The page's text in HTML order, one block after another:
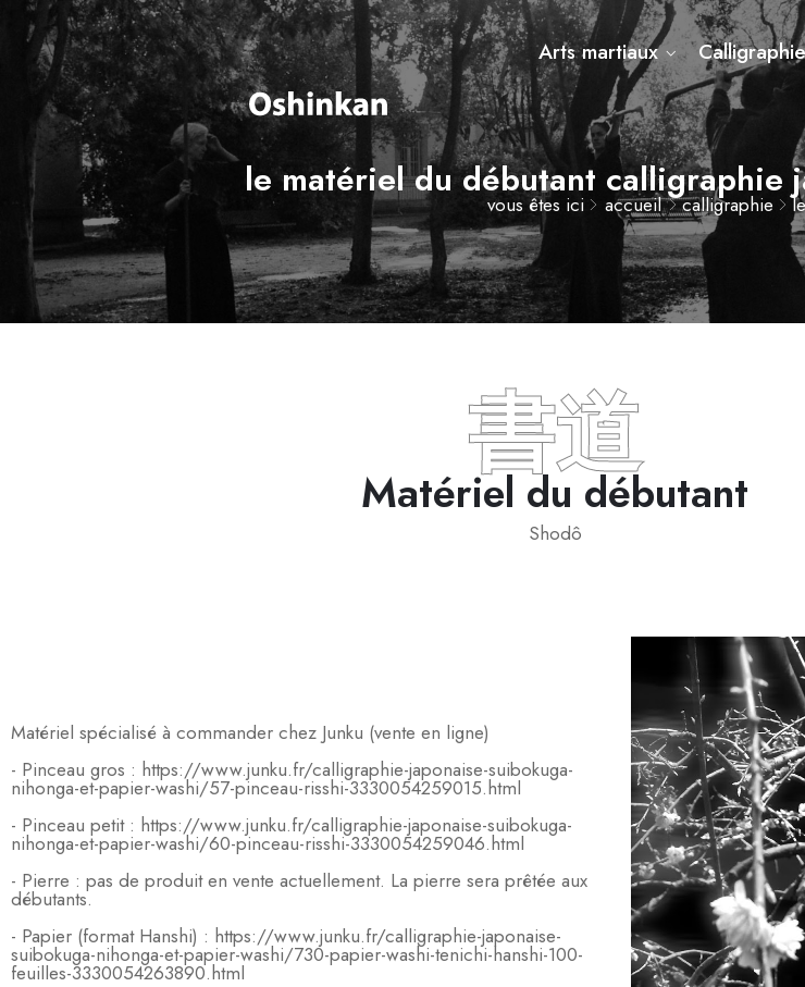
Arts martiaux Calligraphie
le matériel du débutant calligraphie
vous êtes ici accueil calligraphie
Matériel du débutant
Shodô
書道
Matériel spécialisé à commander chez Junku (vente en ligne)
- Pinceau gros : https://www.junku.fr/calligraphie-japonaise-suibokuga-
nihonga-et-papier-washi/57-pinceau-risshi-3330054259015.html
- Pinceau petit : https://www.junku.fr/calligraphie-japonaise-suibokuga-
nihonga-et-papier-washi/60-pinceau-risshi-3330054259046.html
- Pierre : pas de produit en vente actuellement. La pierre sera prêtée aux
débutants.
- Papier (format Hanshi) : https://www.junku.fr/calligraphie-japonaise-
suibokuga-nihonga-et-papier-washi/730-papier-washi-tenichi-hanshi-100-
feuilles-3330054263890.html